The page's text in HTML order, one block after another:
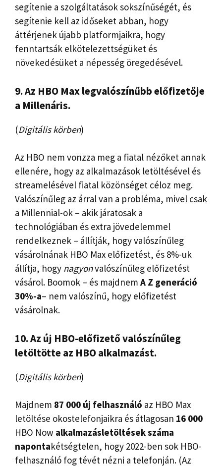
segítenie a szolgáltatások sokszínűségét, és
segítenie kell az időseket abban, hogy
áttérjenek újabb platformjaikra, hogy
fenntartsák elkötelezettségüket és
növekedésüket a népesség öregedésével.
9. Az HBO Max legvalószínűbb előfizetője
a Millenáris.
(Digitális körben)
Az HBO nem vonzza meg a fiatal nézőket annak
ellenére, hogy az alkalmazások letöltésével és
streamelésével fiatal közönséget céloz meg.
Valószínűleg az árral van a probléma, mivel csak
a Millennial-ok – akik járatosak a
technológiában és extra jövedelemmel
rendelkeznek – állítják, hogy valószínűleg
vásárolnának HBO Max előfizetést, és 8%-uk
állítja, hogy nagyonvalószínűleg előfizetést
vásárol. Boomok – és majdnem A Z generáció
30%-a– nem valószínű, hogy előfizetést
vásárolnak.
10. Az új HBO-előfizető valószínűleg
letöltötte az HBO alkalmazást.
(Digitális körben)
Majdnem 87 000 új felhasználó az HBO Max
letöltése okostelefonjaikra és átlagosan 16 000
HBO Now alkalmazásletöltések száma
napontakétségtelen, hogy 2022-ben sok HBO-
felhasználó fog tévét nézni a telefonján. (Az